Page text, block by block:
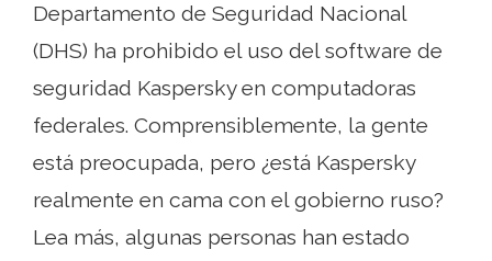
Departamento de Seguridad Nacional
(DHS) ha prohibido el uso del software de
seguridad Kaspersky en computadoras
federales. Comprensiblemente, la gente
está preocupada, pero ¿está Kaspersky
realmente en cama con el gobierno ruso?
Lea más, algunas personas han estado